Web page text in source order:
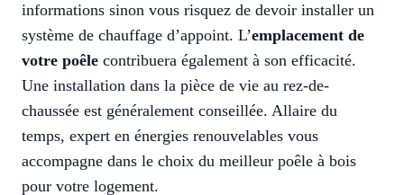
informations sinon vous risquez de devoir installer un
système de chauffage d’appoint. L’emplacement de
votre poêle contribuera également à son efficacité.
Une installation dans la pièce de vie au rez-de-
chaussée est généralement conseillée. Allaire du
temps, expert en énergies renouvelables vous
accompagne dans le choix du meilleur poêle à bois
pour votre logement.